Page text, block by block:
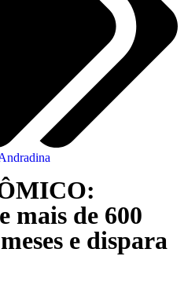
mais de 600
e dispara